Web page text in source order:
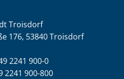
Troisdorf
176, 53840 Troisdorf
2241 900-0
2241 900-800